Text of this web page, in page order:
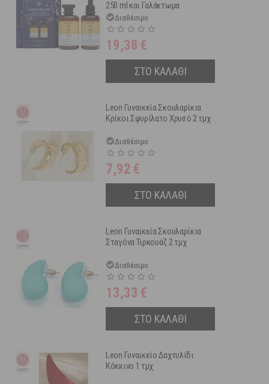
250 ml και Γαλάκτωμα
Σώματος 200 ml
Διαθέσιμο
19,38 €
ΣΤΟ ΚΑΛΑΘΙ
Leon Γυναικεία Σκουλαρίκια
Κρίκοι Σφυρίλατο Χρυσό 2 τμχ
Διαθέσιμο
7,92 €
ΣΤΟ ΚΑΛΑΘΙ
Leon Γυναικεία Σκουλαρίκια
Σταγόνα Τιρκουάζ 2 τμχ
Διαθέσιμο
13,33 €
ΣΤΟ ΚΑΛΑΘΙ
Leon Γυναικείο Δαχτυλίδι
Κόκκινο 1 τμχ